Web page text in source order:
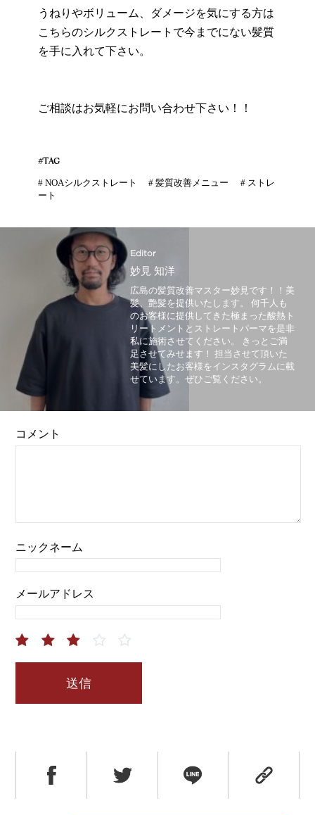
うねりやボリューム、ダメージを気にする方は
こちらのシルクストレートで今までにない髪質
を手に入れて下さい。
ご相談はお気軽にお問い合わせ下さい！！
#TAG
# NOAシルクストレート #髪質改善メニュー # ストレ
ート
Editor
妙見 知洋
広島の髪質改善マスター妙見です！！美
髪、艶髪を提供いたします。 何千人も
のお客様に提供してきた極まった酸熱ト
リートメントとストレートパーマを是非
私に施術させてください。 きっとご満
足させてみせます！ 担当させて頂いた
美髪にしたお客様をインスタグラムに載
せています。ぜひご覧ください。
コメント
ニックネーム
メールアドレス